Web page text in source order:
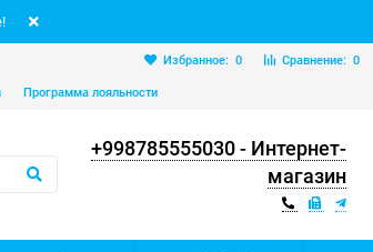
Сравнение: 0
Избранное: 0
Программа лояльности
+998785555030 - Интернет-
магазин